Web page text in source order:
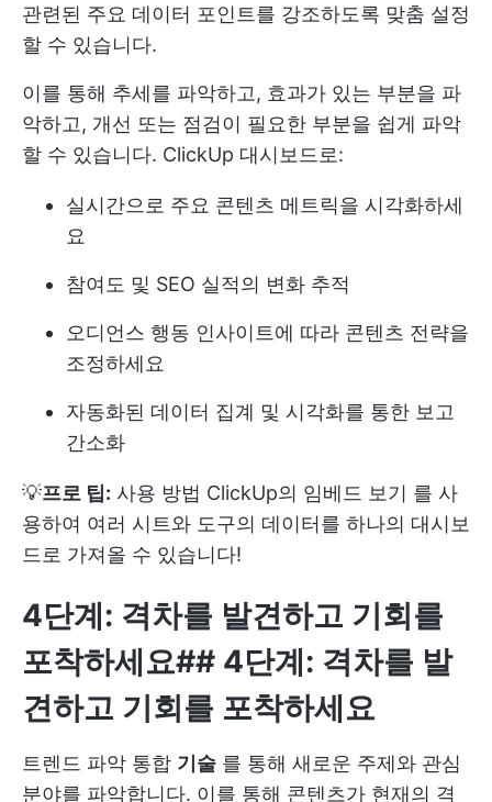
관련된 주요 데이터 포인트를 강조하도록 맞춤 설정
할 수 있습니다.
이를 통해 추세를 파악하고, 효과가 있는 부분을 파
악하고, 개선 또는 점검이 필요한 부분을 쉽게 파악
할 수 있습니다. ClickUp 대시보드로:
실시간으로 주요 콘텐츠 메트릭을 시각화하세
요
참여도 및 SEO 실적의 변화 추적
오디언스 행동 인사이트에 따라 콘텐츠 전략을
조정하세요
자동화된 데이터 집계 및 시각화를 통한 보고
간소화
💡프로 팁: 사용 방법 ClickUp의 임베드 보기 를 사
용하여 여러 시트와 도구의 데이터를 하나의 대시보
드로 가져올 수 있습니다!
4단계: 격차를 발견하고 기회를
포착하세요## 4단계: 격차를 발
견하고 기회를 포착하세요
트렌드 파악 통합 기술 를 통해 새로운 주제와 관심
분야를 파악합니다. 이를 통해 콘텐츠가 현재의 격